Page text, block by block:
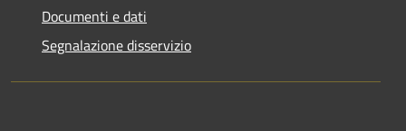
Documenti e dati
Segnalazione disservizio